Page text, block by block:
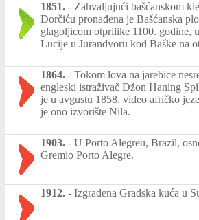
1851. - Zahvaljujući bašćanskom
Dorčiću pronađena je Bašćanska
glagoljicom otprilike 1100. godine,
Lucije u Jurandvoru kod Baške na
1864. - Tokom lova na jarebice
engleski istraživač Džon Haning
je u avgustu 1858. video afričko
je ono izvorište Nila.
1903. - U Porto Alegreu, Brazil,
Gremio Porto Alegre.
1912. - Izgrađena Gradska kuća u